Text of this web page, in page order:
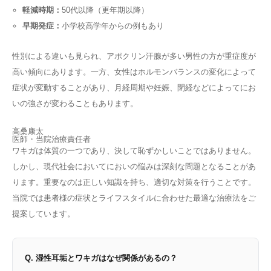
軽減時期： 50代以降（更年期以降）
早期発症： 小学校高学年からの例もあり
性別による違いも見られ、アポクリン汗腺が多い男性の方が重症度が
高い傾向にあります。一方、女性はホルモンバランスの変化によって
症状が変動することがあり、月経周期や妊娠、閉経などによってにお
いの強さが変わることもあります。
高桑康太
医師・当院治療責任者
ワキガは体質の一つであり、決して恥ずかしいことではありません。
しかし、現代社会においてにおいの悩みは深刻な問題となることがあ
ります。重要なのは正しい知識を持ち、適切な対策を行うことです。
当院では患者様の症状とライフスタイルに合わせた最適な治療法をご
提案しています。
Q. 湿性耳垢とワキガはなぜ関係があるの？